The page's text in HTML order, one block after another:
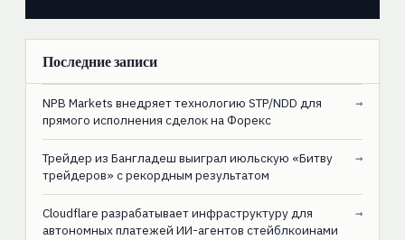
Последние записи
NPB Markets внедряет технологию STP/NDD для
прямого исполнения сделок на Форекс
→
Трейдер из Бангладеш выиграл июльскую «Битву
трейдеров» с рекордным результатом
→
Cloudflare разрабатывает инфраструктуру для
автономных платежей ИИ-агентов стейблкоинами
→